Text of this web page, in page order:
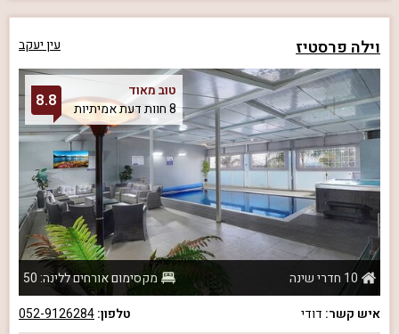
וילה פרסטיז עין יעקב
טוב מאוד
8 חוות דעת אמיתיות
8.8
10 חדרי שינה
מקסימום אורחים ללינה: 50
איש קשר: דודי טלפון:052-9126284